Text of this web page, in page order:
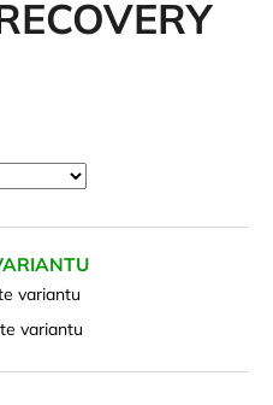
variantu
variantu